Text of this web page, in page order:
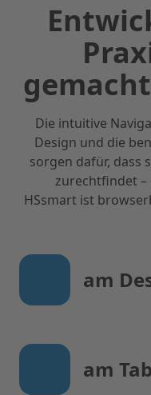
Die intuitive
Design und die
sorgen dafür, dass
zurechtfindet –
HSsmart ist
am
am